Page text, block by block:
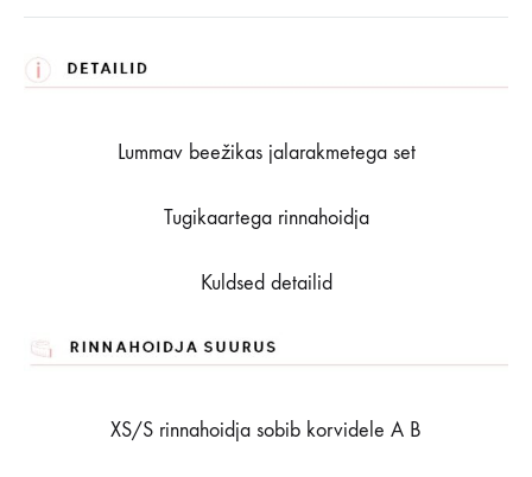
Lummav beežikas jalarakmetega set
Tugikaartega rinnahoidja
Kuldsed detailid
XS/S rinnahoidja sobib korvidele A B